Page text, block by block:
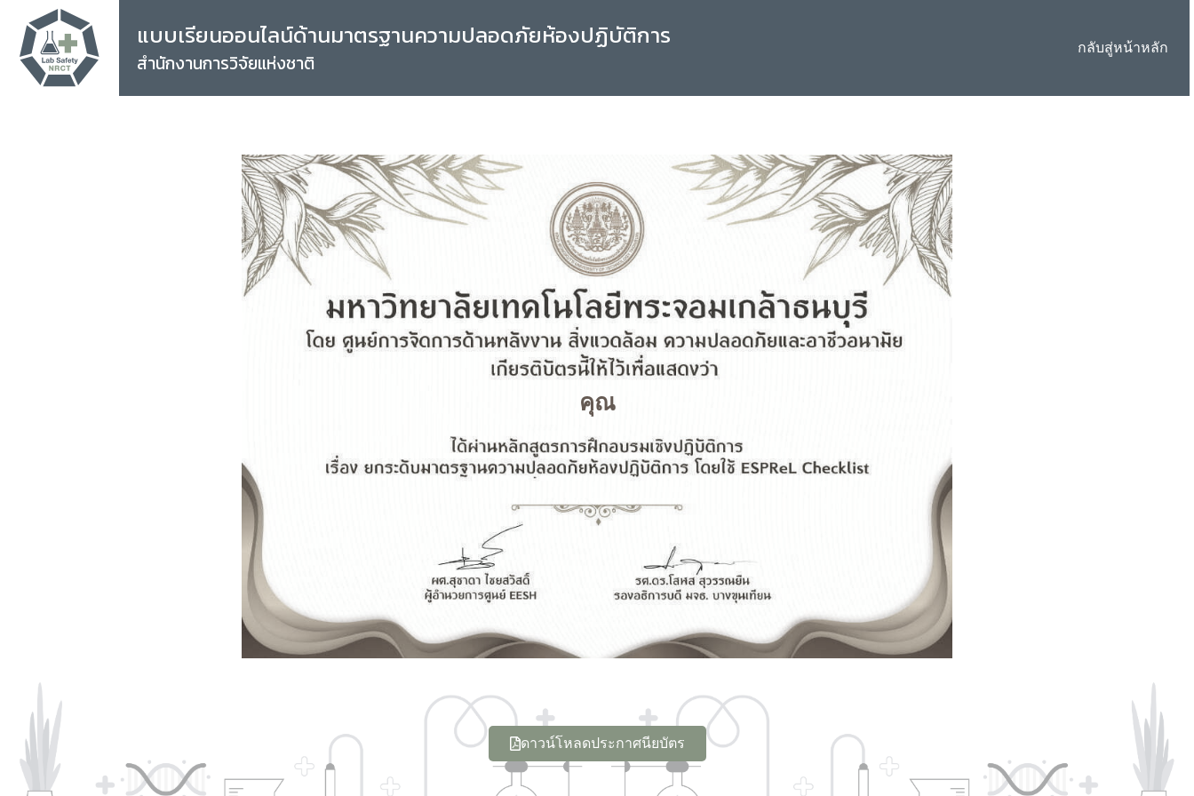
แบบเรียนออนไลน์ด้านมาตรฐานความปลอดภัยห้องปฏิบัติการ
สำนักงานการวิจัยแห่งชาติ
กลับสู่หน้าหลัก
คุณ
ดาวน์โหลดประกาศนียบัตร